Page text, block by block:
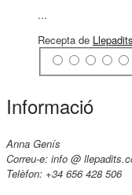
...
Recepta de Llepadits
Informació
Anna Genís
Correu-e: info @
Telèfon: +34 656 428 506